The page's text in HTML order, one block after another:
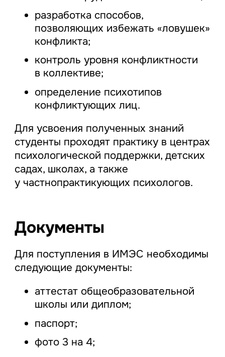
разработка способов,
позволяющих избежать «ловушек»
конфликта;
контроль уровня конфликтности
в коллективе;
определение психотипов
конфликтующих лиц.
Для усвоения полученных знаний
студенты проходят практику в центрах
психологической поддержки, детских
садах, школах, а также
у частнопрактикующих психологов.
Документы
Для поступления в ИМЭС необходимы
следующие документы:
аттестат общеобразовательной
школы или диплом;
паспорт;
фото 3 на 4;